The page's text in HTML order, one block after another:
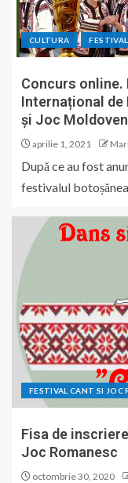
CULTURA
Concurs online.
Internațional de
și Joc
aprilie 1, 2021
După ce au fost
festivalul
FESTIVAL CANT SI JOC
Fisa de
Joc Romanesc
octombrie 30, 2020